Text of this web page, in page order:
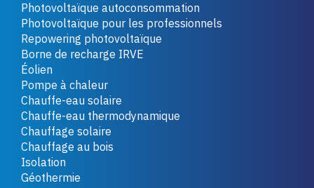
Photovoltaïque autoconsommation
Photovoltaïque pour les professionnels
Repowering photovoltaïque
Borne de recharge IRVE
Éolien
Pompe à chaleur
Chauffe-eau solaire
Chauffe-eau thermodynamique
Chauffage solaire
Chauffage au bois
Isolation
Géothermie